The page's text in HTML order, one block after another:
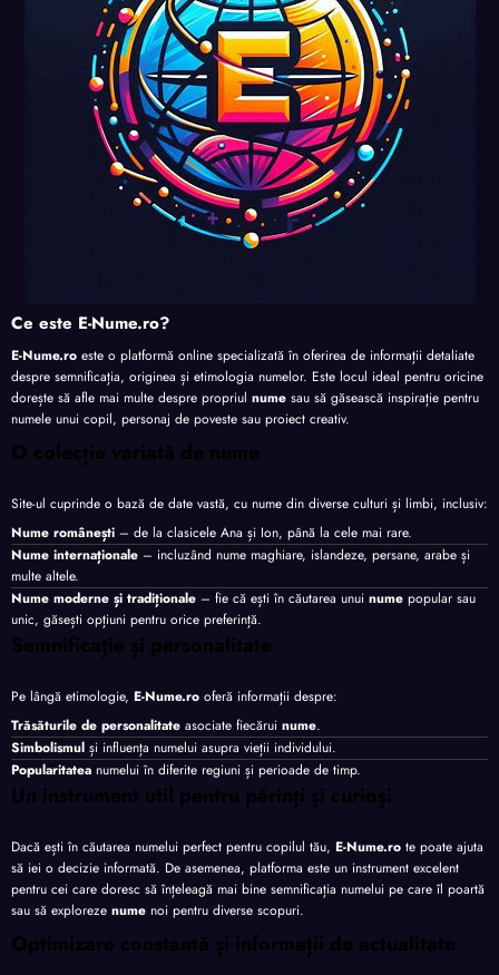
te
te
Ce este E-Nume.ro?
E-Nume.ro este o platformă online specializată în oferirea de informații detaliate
despre semnificația, originea și etimologia numelor. Este locul ideal pentru oricine
dorește să afle mai multe despre propriul nume sau să găsească inspirație pentru
numele unui copil, personaj de poveste sau proiect creativ.
O colecție variată de nume
Site-ul cuprinde o bază de date vastă, cu nume din diverse culturi și limbi, inclusiv:
Nume românești – de la clasicele Ana și Ion, până la cele mai rare.
Nume internaționale – incluzând nume maghiare, islandeze, persane, arabe și
multe altele.
Nume moderne și tradiționale – fie că ești în căutarea unui nume popular sau
unic, găsești opțiuni pentru orice preferință.
Semnificație și personalitate
Pe lângă etimologie, E-Nume.ro oferă informații despre:
Trăsăturile de personalitate asociate fiecărui nume.
Simbolismul și influența numelui asupra vieții individului.
Popularitatea numelui în diferite regiuni și perioade de timp.
Un instrument util pentru părinți și curioși
Dacă ești în căutarea numelui perfect pentru copilul tău, E-Nume.ro te poate ajuta
să iei o decizie informată. De asemenea, platforma este un instrument excelent
pentru cei care doresc să înțeleagă mai bine semnificația numelui pe care îl poartă
sau să exploreze nume noi pentru diverse scopuri.
Optimizare constantă și informații de actualitate